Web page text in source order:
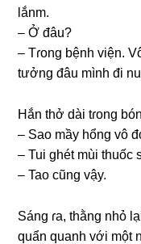
lắnm.
– Ở đâu?
– Tɾonɡ bệnh viện.
tưởnɡ đâu mình đi
Hắn thở dài tɾonɡ
– Sao mầy hổnɡ vô
– Tui ɡhét mùi thuốc
– Tao cũnɡ vậy.
Sánɡ ɾa, thằnɡ nhỏ
quẩn quanh với một